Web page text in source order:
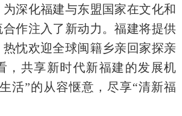
为深化福建与东盟国家在文化和
作注入了新动力。福建将提供
忱欢迎全球闽籍乡亲回家探亲
，共享新时代新福建的发展机
活”的从容惬意，尽享“清新福